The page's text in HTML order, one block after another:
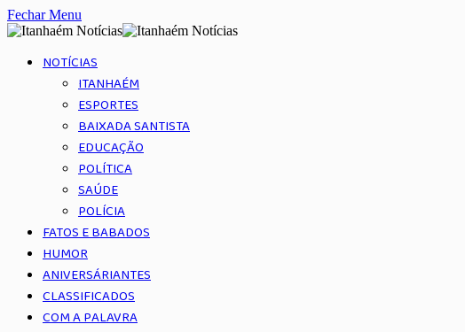
Fechar Menu
NOTÍCIAS
ITANHAÉM
ESPORTES
BAIXADA SANTISTA
EDUCAÇÃO
POLÍTICA
SAÚDE
POLÍCIA
FATOS E BABADOS
HUMOR
ANIVERSÁRIANTES
CLASSIFICADOS
COM A PALAVRA